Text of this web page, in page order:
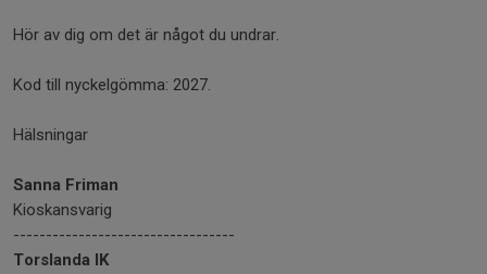
Hör av dig om det är något du undrar.
Kod till nyckelgömma: 2027.
Hälsningar
Sanna Friman
Kioskansvarig
----------------------------------
Torslanda IK